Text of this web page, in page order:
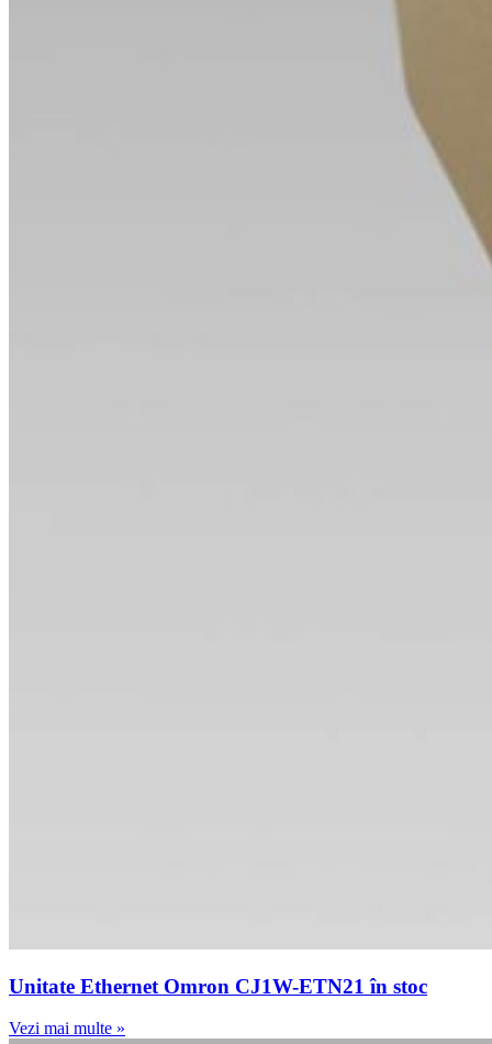
Unitate Ethernet Omron CJ1W-ETN21 în stoc
Vezi mai multe »